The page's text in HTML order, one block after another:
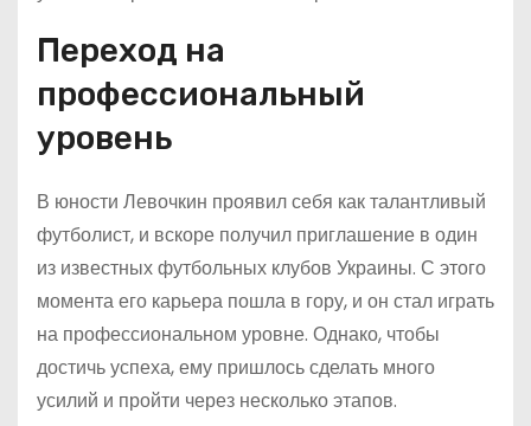
Переход на
профессиональный
уровень
В юности Левочкин проявил себя как талантливый
футболист, и вскоре получил приглашение в один
из известных футбольных клубов Украины. С этого
момента его карьера пошла в гору, и он стал играть
на профессиональном уровне. Однако, чтобы
достичь успеха, ему пришлось сделать много
усилий и пройти через несколько этапов.